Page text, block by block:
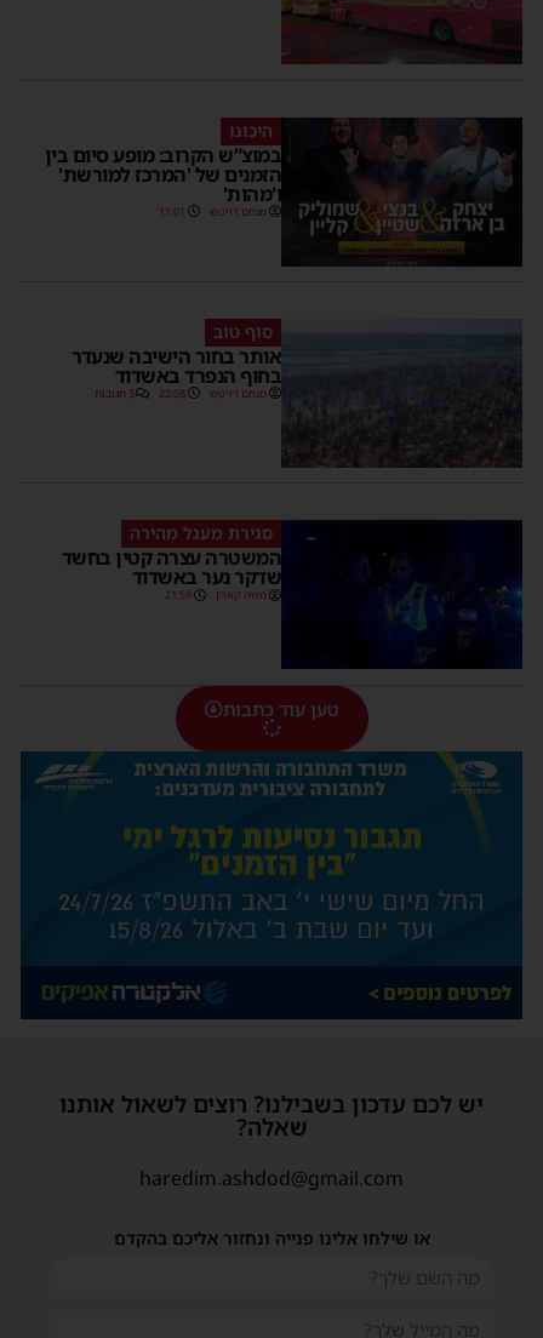
היכונו
במוצ”ש הקרוב: מופע סיום בין
הזמנים של 'המרכז למורשת'
ו'מהות'
מנחם דויטש 11:01
סוף טוב
אותר בחור הישיבה שנעדר
בחוף הנפרד באשדוד
מנחם דויטש 22:08 3 תגובות
סגירת מעגל מהירה
המשטרה עצרה קטין בחשד
שדקר נער באשדוד
משה קאהן 21:59
טען עוד כתבות
יש לכם עדכון בשבילנו? רוצים לשאול אותנו
שאלה?
haredim.ashdod@gmail.com
או שילחו אלינו פנייה ונחזור אליכם בהקדם